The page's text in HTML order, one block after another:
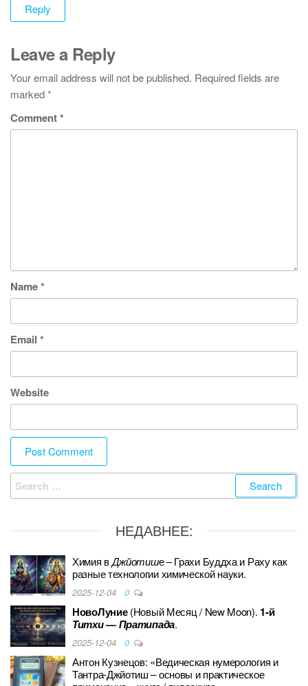
Reply
Leave a Reply
Your email address will not be published. Required fields are
marked*
Comment*
Name*
Email *
Website
Search
for:
НЕДАВНЕЕ:
Химия вДжйотише – Грахи Буддха и Раху как
разные технологии химической науки.
2025-12-04 0
НовоЛуние(Новый Месяц / New Moon). 1-й
Титхи—Пратипада.
2025-12-04 0
Антон Кузнецов: «Ведическая нумерология и
Тантра-Джйотиш – основы и практическое